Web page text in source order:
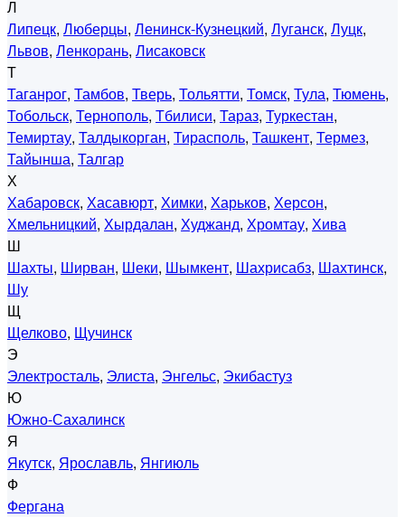
Л
Липецк, Люберцы, Ленинск-Кузнецкий, Луганск, Луцк,
Львов, Ленкорань, Лисаковск
Т
Таганрог, Тамбов, Тверь, Тольятти, Томск, Тула, Тюмень,
Тобольск, Тернополь, Тбилиси, Тараз, Туркестан,
Темиртау, Талдыкорган, Тирасполь, Ташкент, Термез,
Тайынша, Талгар
Х
Хабаровск, Хасавюрт, Химки, Харьков, Херсон,
Хмельницкий, Хырдалан, Худжанд, Хромтау, Хива
Ш
Шахты, Ширван, Шеки, Шымкент, Шахрисабз, Шахтинск,
Шу
Щ
Щелково, Щучинск
Э
Электросталь, Элиста, Энгельс, Экибастуз
Ю
Южно-Сахалинск
Я
Якутск, Ярославль, Янгиюль
Ф
Фергана